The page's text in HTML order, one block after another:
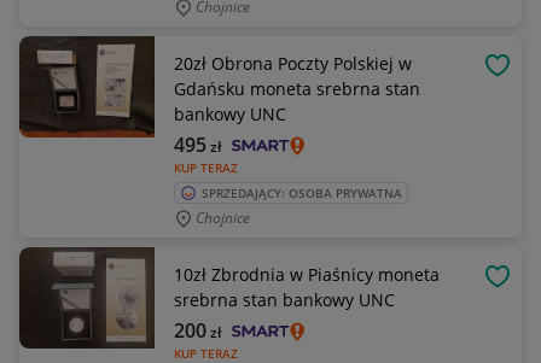
Chojnice
20zł Obrona Poczty Polskiej w
Gdańsku moneta srebrna stan
bankowy UNC
KUP TERAZ
495zł
SPRZEDAJĄCY: OSOBA PRYWATNA
Chojnice
10zł Zbrodnia w Piaśnicy moneta
srebrna stan bankowy UNC
KUP TERAZ
200zł